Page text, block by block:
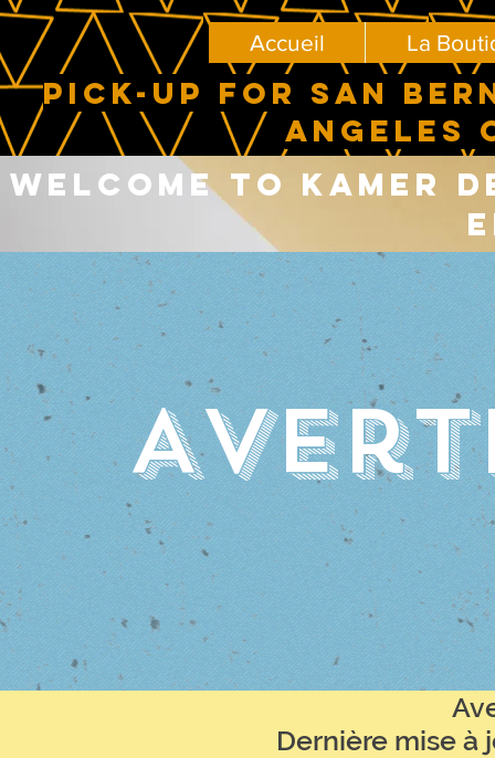
Accueil La
PICK-UP FOR SAN
ANGELES
Welcome to Kamer
Dernière mise à